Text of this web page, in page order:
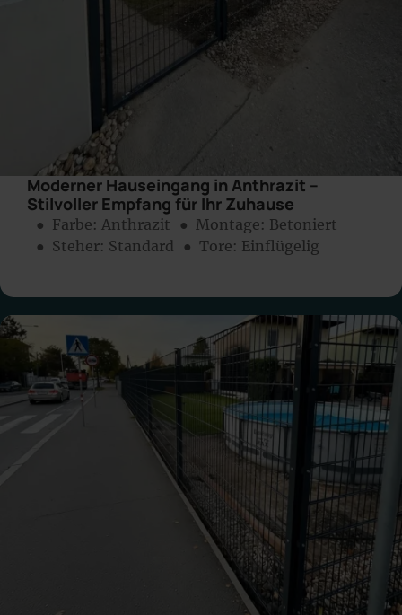
Moderner Hauseingang in Anthrazit –
Stilvoller Empfang für Ihr Zuhause
● Farbe: Anthrazit ● Montage: Betoniert
● Steher: Standard
● Tore: Einflügelig